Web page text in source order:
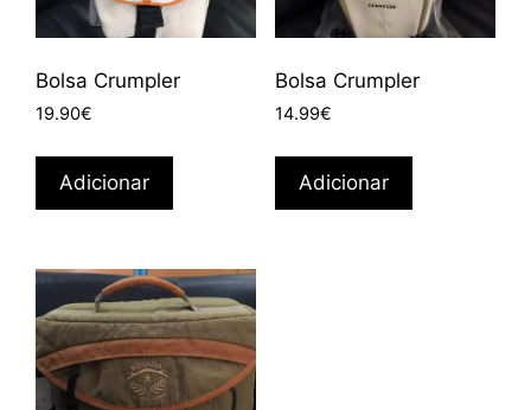
Bolsa Crumpler
19.90€
Adicionar
Bolsa Crumpler
14.99€
Adicionar